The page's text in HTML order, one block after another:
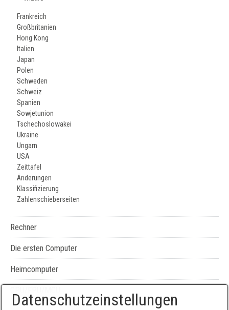
Frankreich
Großbritanien
Hong Kong
Italien
Japan
Polen
Schweden
Schweiz
Spanien
Sowjetunion
Tschechoslowakei
Ukraine
Ungarn
USA
Zeittafel
Änderungen
Klassifizierung
Zahlenschieberseiten
Rechner
Die ersten Computer
Heimcomputer
Datenschutzeinstellungen